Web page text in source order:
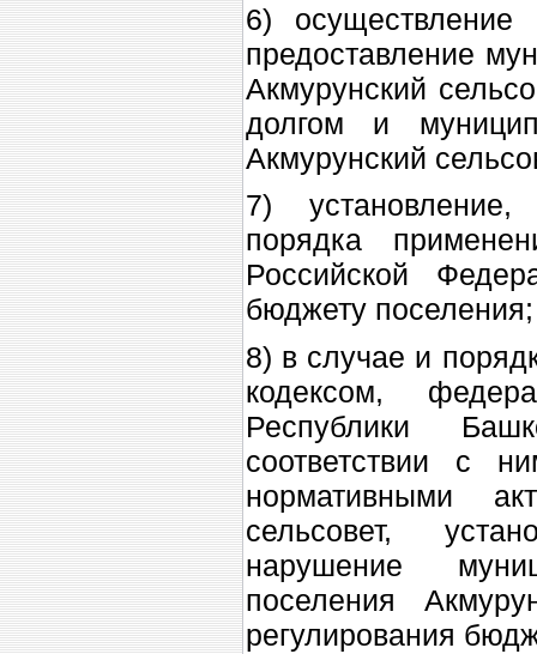
6) осуществление
предоставление
Акмурунский
долгом и
Акмурунский
7)
порядка
Российской
бюджету поселения;
8) в случае и
кодексом,
Республики
соответствии с
нормативными
сельсовет,
нарушение
поселения
регулирования